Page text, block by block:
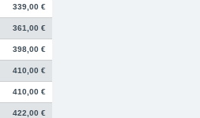
339,00 €
361,00 €
398,00 €
410,00 €
410,00 €
422,00 €